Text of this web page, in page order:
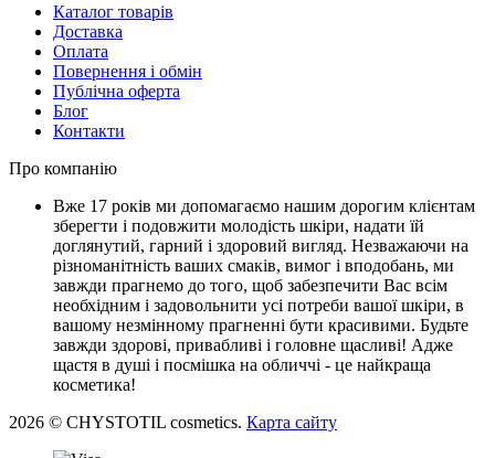
Каталог товарів
Доставка
Оплата
Повернення і обмін
Публічна оферта
Блог
Контакти
Про компанію
Вже 17 років ми допомагаємо нашим дорогим клієнтам
зберегти і подовжити молодість шкіри, надати їй
доглянутий, гарний і здоровий вигляд. Незважаючи на
різноманітність ваших смаків, вимог і вподобань, ми
завжди прагнемо до того, щоб забезпечити Вас всім
необхідним і задовольнити усі потреби вашої шкіри, в
вашому незмінному прагненні бути красивими. Будьте
завжди здорові, привабливі і головне щасливі! Адже
щастя в душі і посмішка на обличчі - це найкраща
косметика!
2026 © CHYSTOTIL cosmetics. Карта сайту